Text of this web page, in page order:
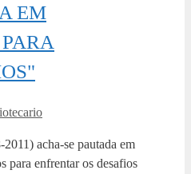
EM
acha-se pautada em
para enfrentar os desafios